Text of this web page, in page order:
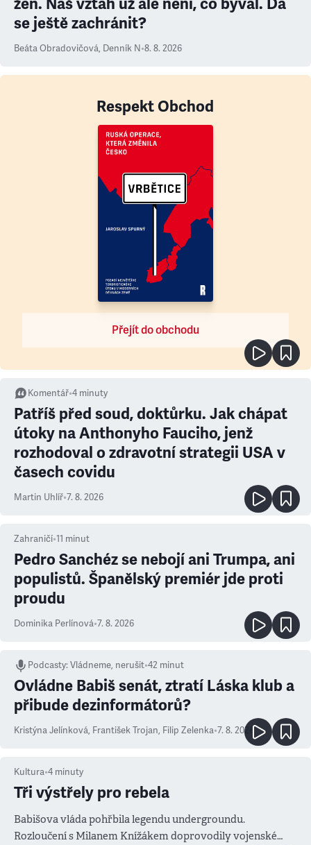
žen. Náš vztah už ale není, co býval. Dá
se ještě zachránit?
Beáta Obradovičová, Denník N•8. 8. 2026
Respekt Obchod
Přejít do obchodu
Komentář•4 minuty
Patříš před soud, doktůrku. Jak chápat
útoky na Anthonyho Fauciho, jenž
rozhodoval o zdravotní strategii USA v
časech covidu
Martin Uhlíř•7. 8. 2026
Zahraničí•11 minut
Pedro Sanchéz se nebojí ani Trumpa, ani
populistů. Španělský premiér jde proti
proudu
Dominika Perlínová•7. 8. 2026
Podcasty:Vládneme, nerušit•42 minut
Ovládne Babiš senát, ztratí Láska klub a
přibude dezinformátorů?
Kristýna Jelínková, František Trojan, Filip Zelenka•7. 8. 2026
Kultura•4 minuty
Tři výstřely pro rebela
Babišova vláda pohřbila legendu undergroundu.
Rozloučení s Milanem Knížákem doprovodily vojenské